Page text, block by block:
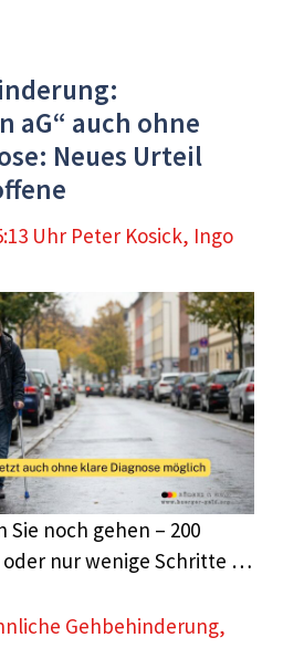
aG“ auch ohne
Neues Urteil
Uhr Peter Kosick, Ingo
Sie noch gehen – 200
oder nur wenige Schritte …
Gehbehinderung,